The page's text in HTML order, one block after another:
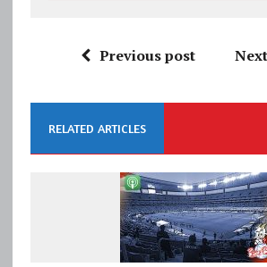
Previous post
RELATED ARTICLES